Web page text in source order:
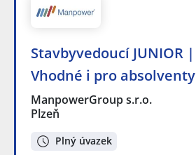
Stavbyvedoucí JUNIOR |
Vhodné i pro absolventy
ManpowerGroup s.r.o.
Plzeň
Plný úvazek